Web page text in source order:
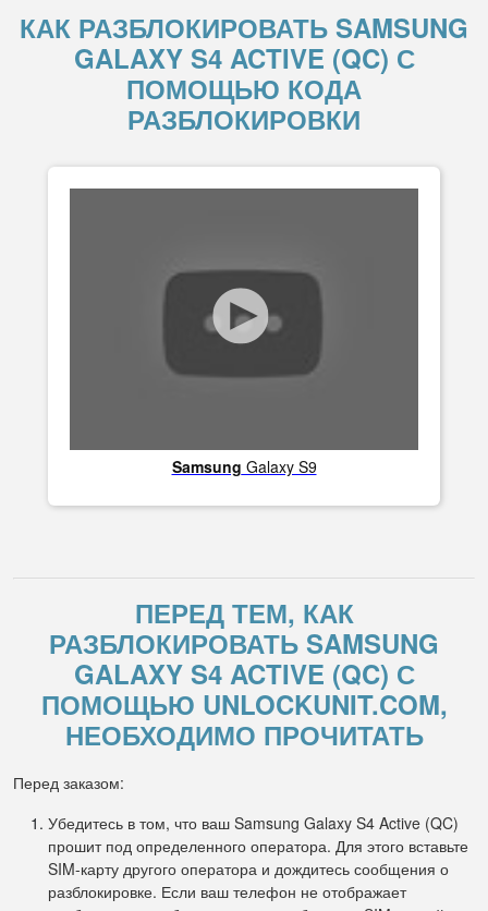
КАК РАЗБЛОКИРОВАТЬ SAMSUNG
GALAXY S4 ACTIVE (QC) С
ПОМОЩЬЮ КОДА
РАЗБЛОКИРОВКИ
Samsung Galaxy S9
ПЕРЕД ТЕМ, КАК
РАЗБЛОКИРОВАТЬ SAMSUNG
GALAXY S4 ACTIVE (QC) С
ПОМОЩЬЮ UNLOCKUNIT.COM,
НЕОБХОДИМО ПРОЧИТАТЬ
Перед заказом:
Убедитесь в том, что ваш Samsung Galaxy S4 Active (QC)
прошит под определенного оператора. Для этого вставьте
SIM-карту другого оператора и дождитесь сообщения о
разблокировке. Если ваш телефон не отображает